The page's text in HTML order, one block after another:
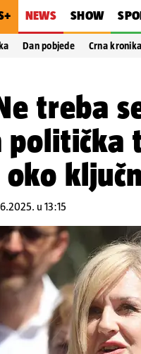
NEWS SHOW
Dan pobjede Crna kronika
treba
politička
oko
u 13:15